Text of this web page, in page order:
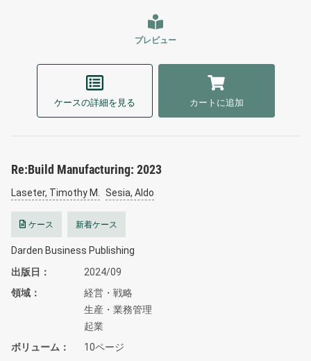
プレビュー
ケースの詳細を見る カートに追加
Re:Build Manufacturing: 2023
Laseter, Timothy M. Sesia, Aldo
ケース 新着ケース
Darden Business Publishing
出版日
2024/09
領域
経営・戦略
生産・業務管理
起業
ボリューム
10ページ